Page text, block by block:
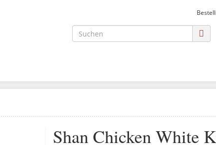
Shan Chicken White